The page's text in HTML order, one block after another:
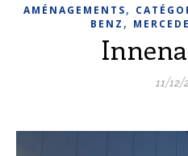
AMÉNAGEMENTS,
BENZ ,
11/12/